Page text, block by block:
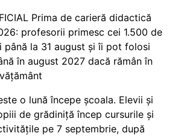
Prima de carieră didactică
profesorii primesc cei 1.500 de
până la 31 august și îi pot folosi
în august 2027 dacă rămân în
o lună începe școala. Elevii și
de grădiniță încep cursurile și
pe 7 septembrie, după